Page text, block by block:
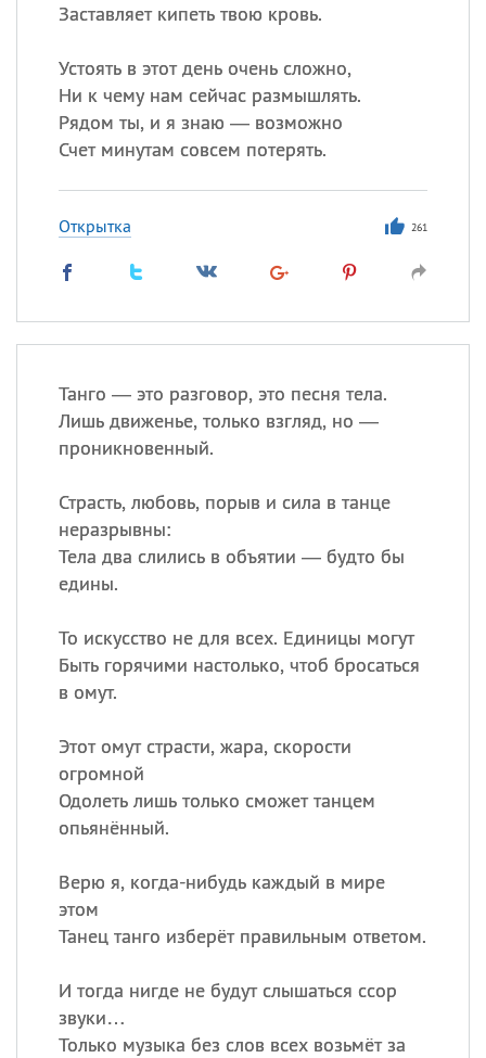
Заставляет кипеть твою кровь.
Устоять в этот день очень сложно,
Ни к чему нам сейчас размышлять.
Рядом ты, и я знаю — возможно
Счет минутам совсем потерять.
Открытка 261
Танго — это разговор, это песня тела.
Лишь движенье, только взгляд, но —
проникновенный.
Страсть, любовь, порыв и сила в танце
неразрывны:
Тела два слились в объятии — будто бы
едины.
То искусство не для всех. Единицы могут
Быть горячими настолько, чтоб бросаться
в омут.
Этот омут страсти, жара, скорости
огромной
Одолеть лишь только сможет танцем
опьянённый.
Верю я, когда-нибудь каждый в мире
этом
Танец танго изберёт правильным ответом.
И тогда нигде не будут слышаться ссор
звуки…
Только музыка без слов всех возьмёт за